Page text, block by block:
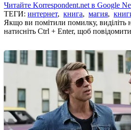
Читайте Korrespondent.net в Google
ТЕГИ: интернет, книга, магия,
Якщо ви помітили помилку, виділіть
натисніть Ctrl + Enter, щоб